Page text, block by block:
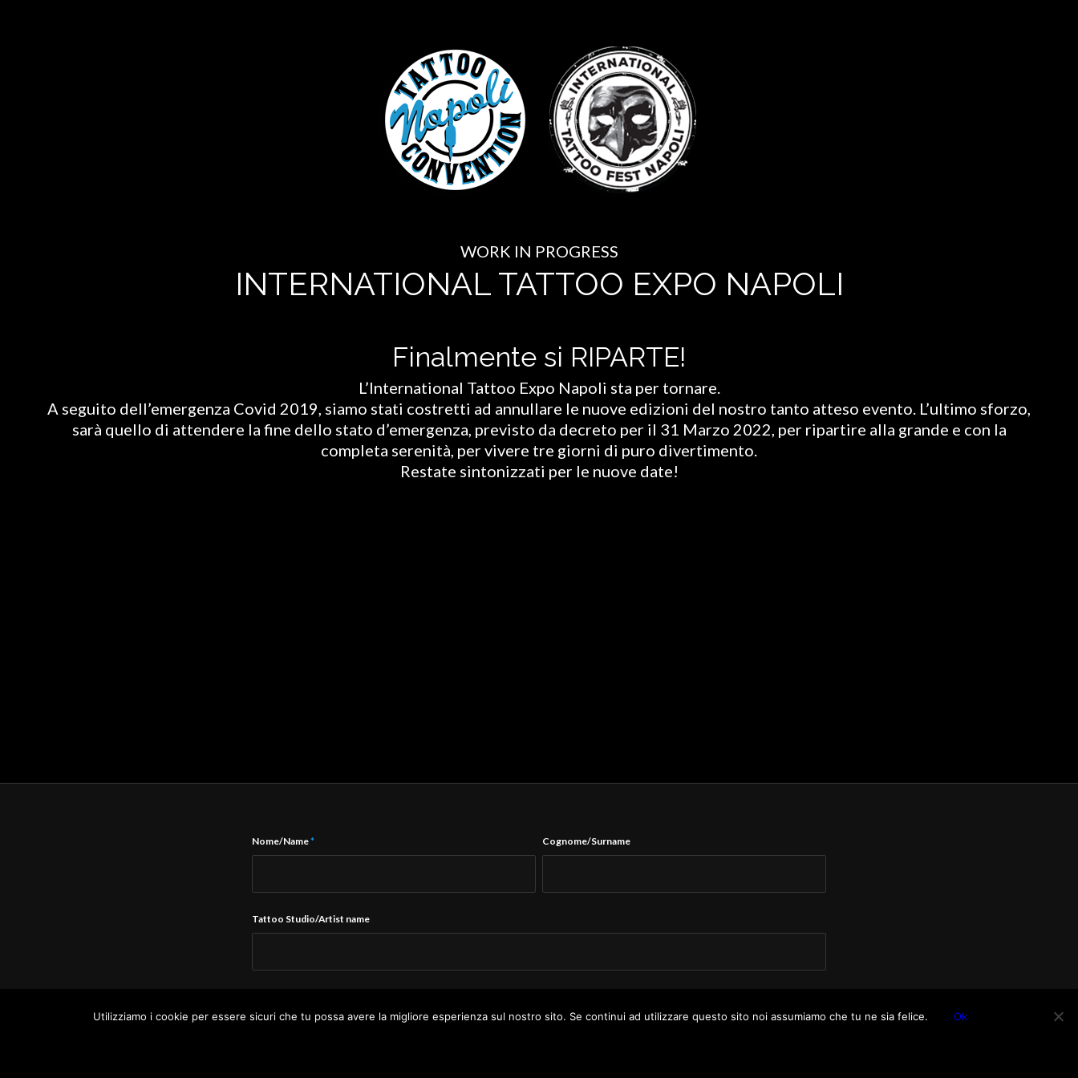
WORK IN PROGRESS
INTERNATIONAL TATTOO EXPO NAPOLI
Finalmente si RIPARTE!
L’International Tattoo Expo Napoli sta per tornare.
A seguito dell’emergenza Covid 2019, siamo stati costretti ad annullare le nuove edizioni del nostro tanto atteso evento. L’ultimo sforzo,
sarà quello di attendere la fine dello stato d’emergenza, previsto da decreto per il 31 Marzo 2022, per ripartire alla grande e con la
completa serenità, per vivere tre giorni di puro divertimento.
Restate sintonizzati per le nuove date!
Nome/Name* Cognome/Surname
Tattoo Studio/Artist name
Utilizziamo i cookie per essere sicuri che tu possa avere la migliore esperienza sul nostro sito. Se continui ad utilizzare questo sito noi assumiamo che tu ne sia felice. Ok